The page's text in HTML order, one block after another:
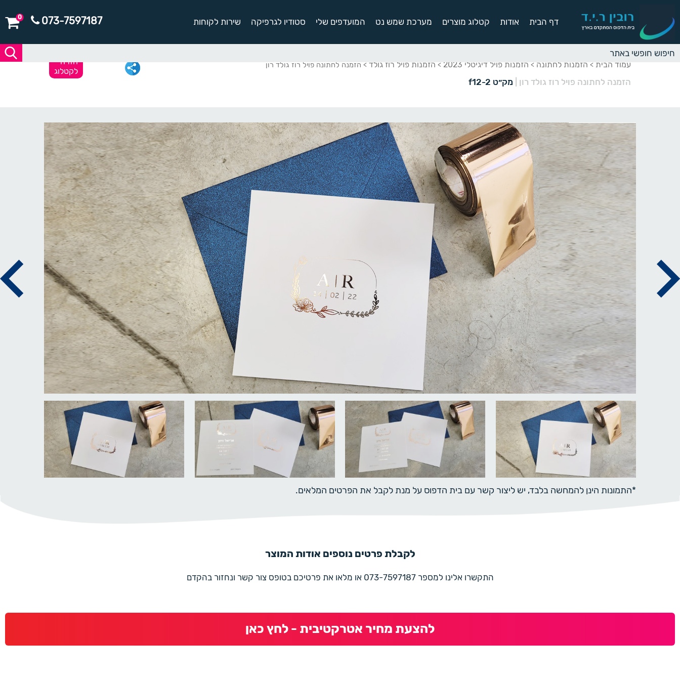
דף הבית אודות קטלוג מוצרים מערכת שמש נט המועדפים שלי סטודיו לגרפיקה שירות לקוחות 073-7597187
0
עמוד הבית > הזמנות לחתונה > הזמנות פויל דיגיטלי 2023 > הזמנות פויל רוז גולד > הזמנה לחתונה פויל רוז גולד רון
הזמנה לחתונה פויל רוז גולד רון מק״ט f12-2
חזרה
לקטלוג
*התמונות הינן להמחשה בלבד, יש ליצור קשר עם בית הדפוס על מנת לקבל את הפרטים המלאים.
לקבלת פרטים נוספים אודות המוצר
התקשרו אלינו למספר 073-7597187 או מלאו את פרטיכם בטופס צור קשר ונחזור בהקדם
להצעת מחיר אטרקטיבית - לחץ כאן